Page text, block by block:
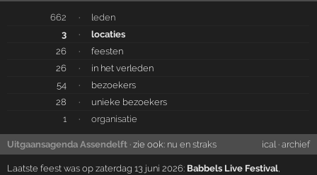
662 ·
leden
3
·
locaties
26
·
feesten
26
·
in het verleden
54
·
bezoekers
28
·
unieke bezoekers
1
· organisatie
Uitgaansagenda Assendelft · zie ook: nu en straks ical· archief
Laatste feest was op zaterdag 13 juni 2026: Babbels Live Festival,